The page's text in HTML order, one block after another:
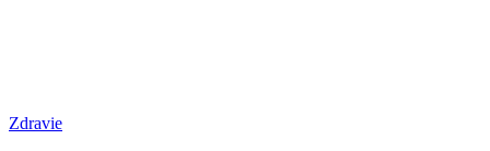
Zdravie